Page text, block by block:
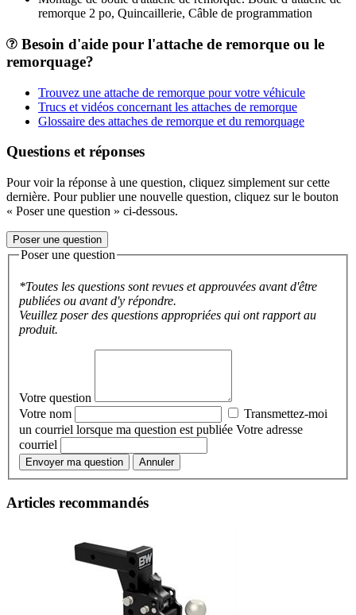
remorque 2 po, Quincaillerie, Câble de programmation
Besoin d'aide pour l'attache de remorque ou le
remorquage?
Trouvez une attache de remorque pour votre véhicule
Trucs et vidéos concernant les attaches de remorque
Glossaire des attaches de remorque et du remorquage
Questions et réponses
Pour voir la réponse à une question, cliquez simplement sur cette
dernière. Pour publier une nouvelle question, cliquez sur le bouton
« Poser une question » ci-dessous.
Poser une question
Poser une question
*Toutes les questions sont revues et approuvées avant d'être
publiées ou avant d'y répondre.
Veuillez poser des questions appropriées qui ont rapport au
produit.
Votre question
Votre nom
Transmettez-moi
un courriel lorsque ma question est publiée Votre adresse
courriel
Envoyer ma question Annuler
Articles recommandés